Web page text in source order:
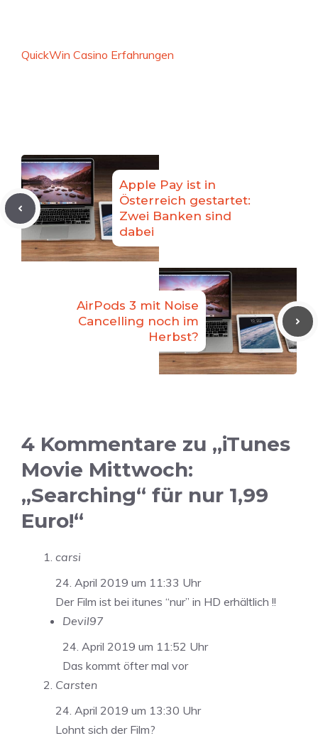
QuickWin Casino Erfahrungen
Apple Pay ist in
Österreich gestartet:
Zwei Banken sind
dabei
AirPods 3 mit Noise
Cancelling noch im
Herbst?
4 Kommentare zu „iTunes
Movie Mittwoch:
„Searching“ für nur 1,99
Euro!“
carsi
24. April 2019 um 11:33 Uhr
Der Film ist bei itunes “nur” in HD erhältlich !!
Devil97
24. April 2019 um 11:52 Uhr
Das kommt öfter mal vor
Carsten
24. April 2019 um 13:30 Uhr
Lohnt sich der Film?